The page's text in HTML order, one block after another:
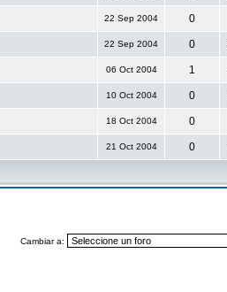
22 Sep 2004 0
22 Sep 2004 0
06 Oct 2004 1
10 Oct 2004 0
18 Oct 2004 0
21 Oct 2004 0
Cambiar a: